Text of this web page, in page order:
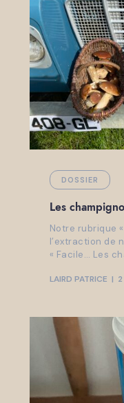
DOSSIER
Les
Notre rubrique
l’extraction de
« Facile… Les
LAIRD PATRICE